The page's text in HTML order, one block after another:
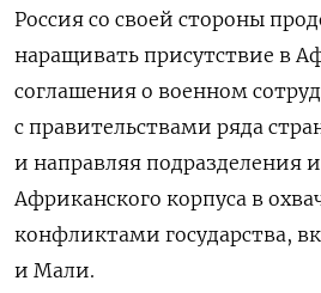
Россия со своей стороны
наращивать присутствие в
соглашения о военном
с правительствами ряда
и направляя подразделения
Африканского корпуса в
конфликтами государства,
и Мали.